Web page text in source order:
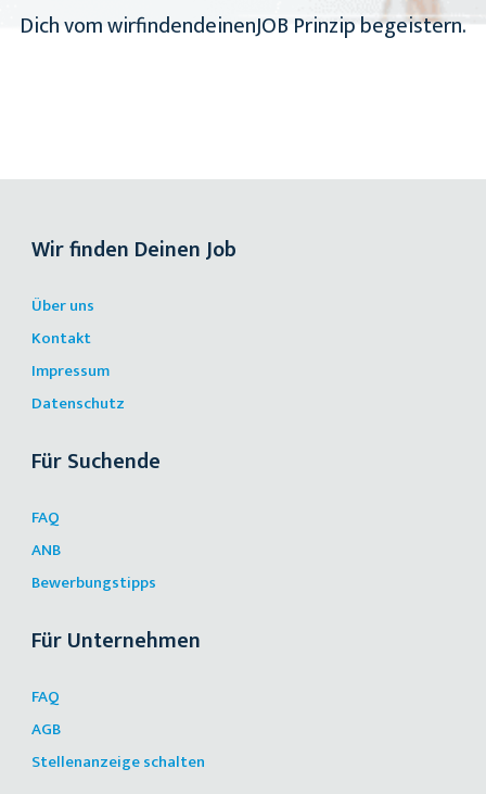
Dich vom wirfindendeinenJOB Prinzip begeistern.
Wir finden Deinen Job
Über uns
Kontakt
Impressum
Datenschutz
Für Suchende
FAQ
ANB
Bewerbungstipps
Für Unternehmen
FAQ
AGB
Stellenanzeige schalten